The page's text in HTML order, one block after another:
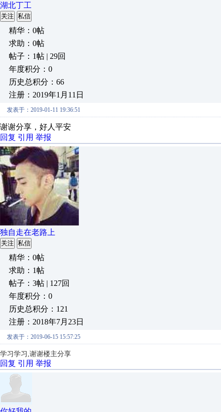
湖北丁工
关注 私信
精华：0帖
求助：0帖
帖子：1帖 | 29回
年度积分：0
历史总积分：66
注册：2019年1月11日
发表于：2019-01-11 19:36:51
谢谢分享，好人平安
回复 引用 举报
独自走在老路上
关注 私信
精华：0帖
求助：1帖
帖子：3帖 | 127回
年度积分：0
历史总积分：121
注册：2018年7月23日
发表于：2019-06-15 15:57:25
学习学习 ,谢谢楼主分享
回复 引用 举报